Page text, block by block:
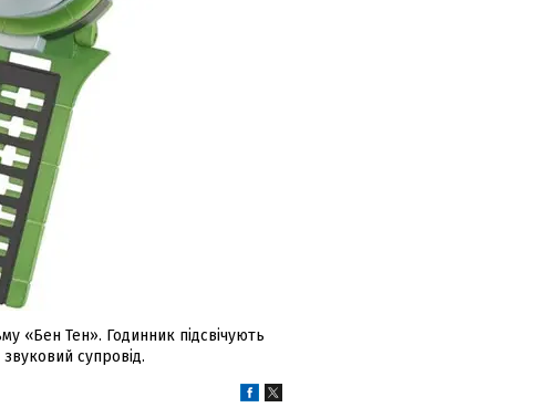
«Бен Тен». Годинник підсвічують
супровід.